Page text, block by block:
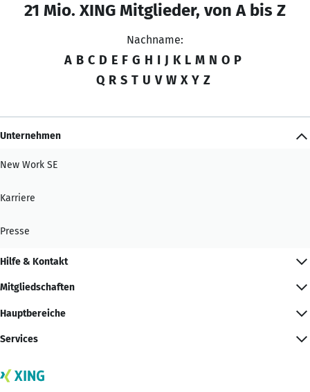
21 Mio. XING Mitglieder, von A bis Z
Nachname:
A B C D E F G H I J K L M N O P
Q R S T U V W X Y Z
Unternehmen
New Work SE
Karriere
Presse
Hilfe & Kontakt
Mitgliedschaften
Hauptbereiche
Services